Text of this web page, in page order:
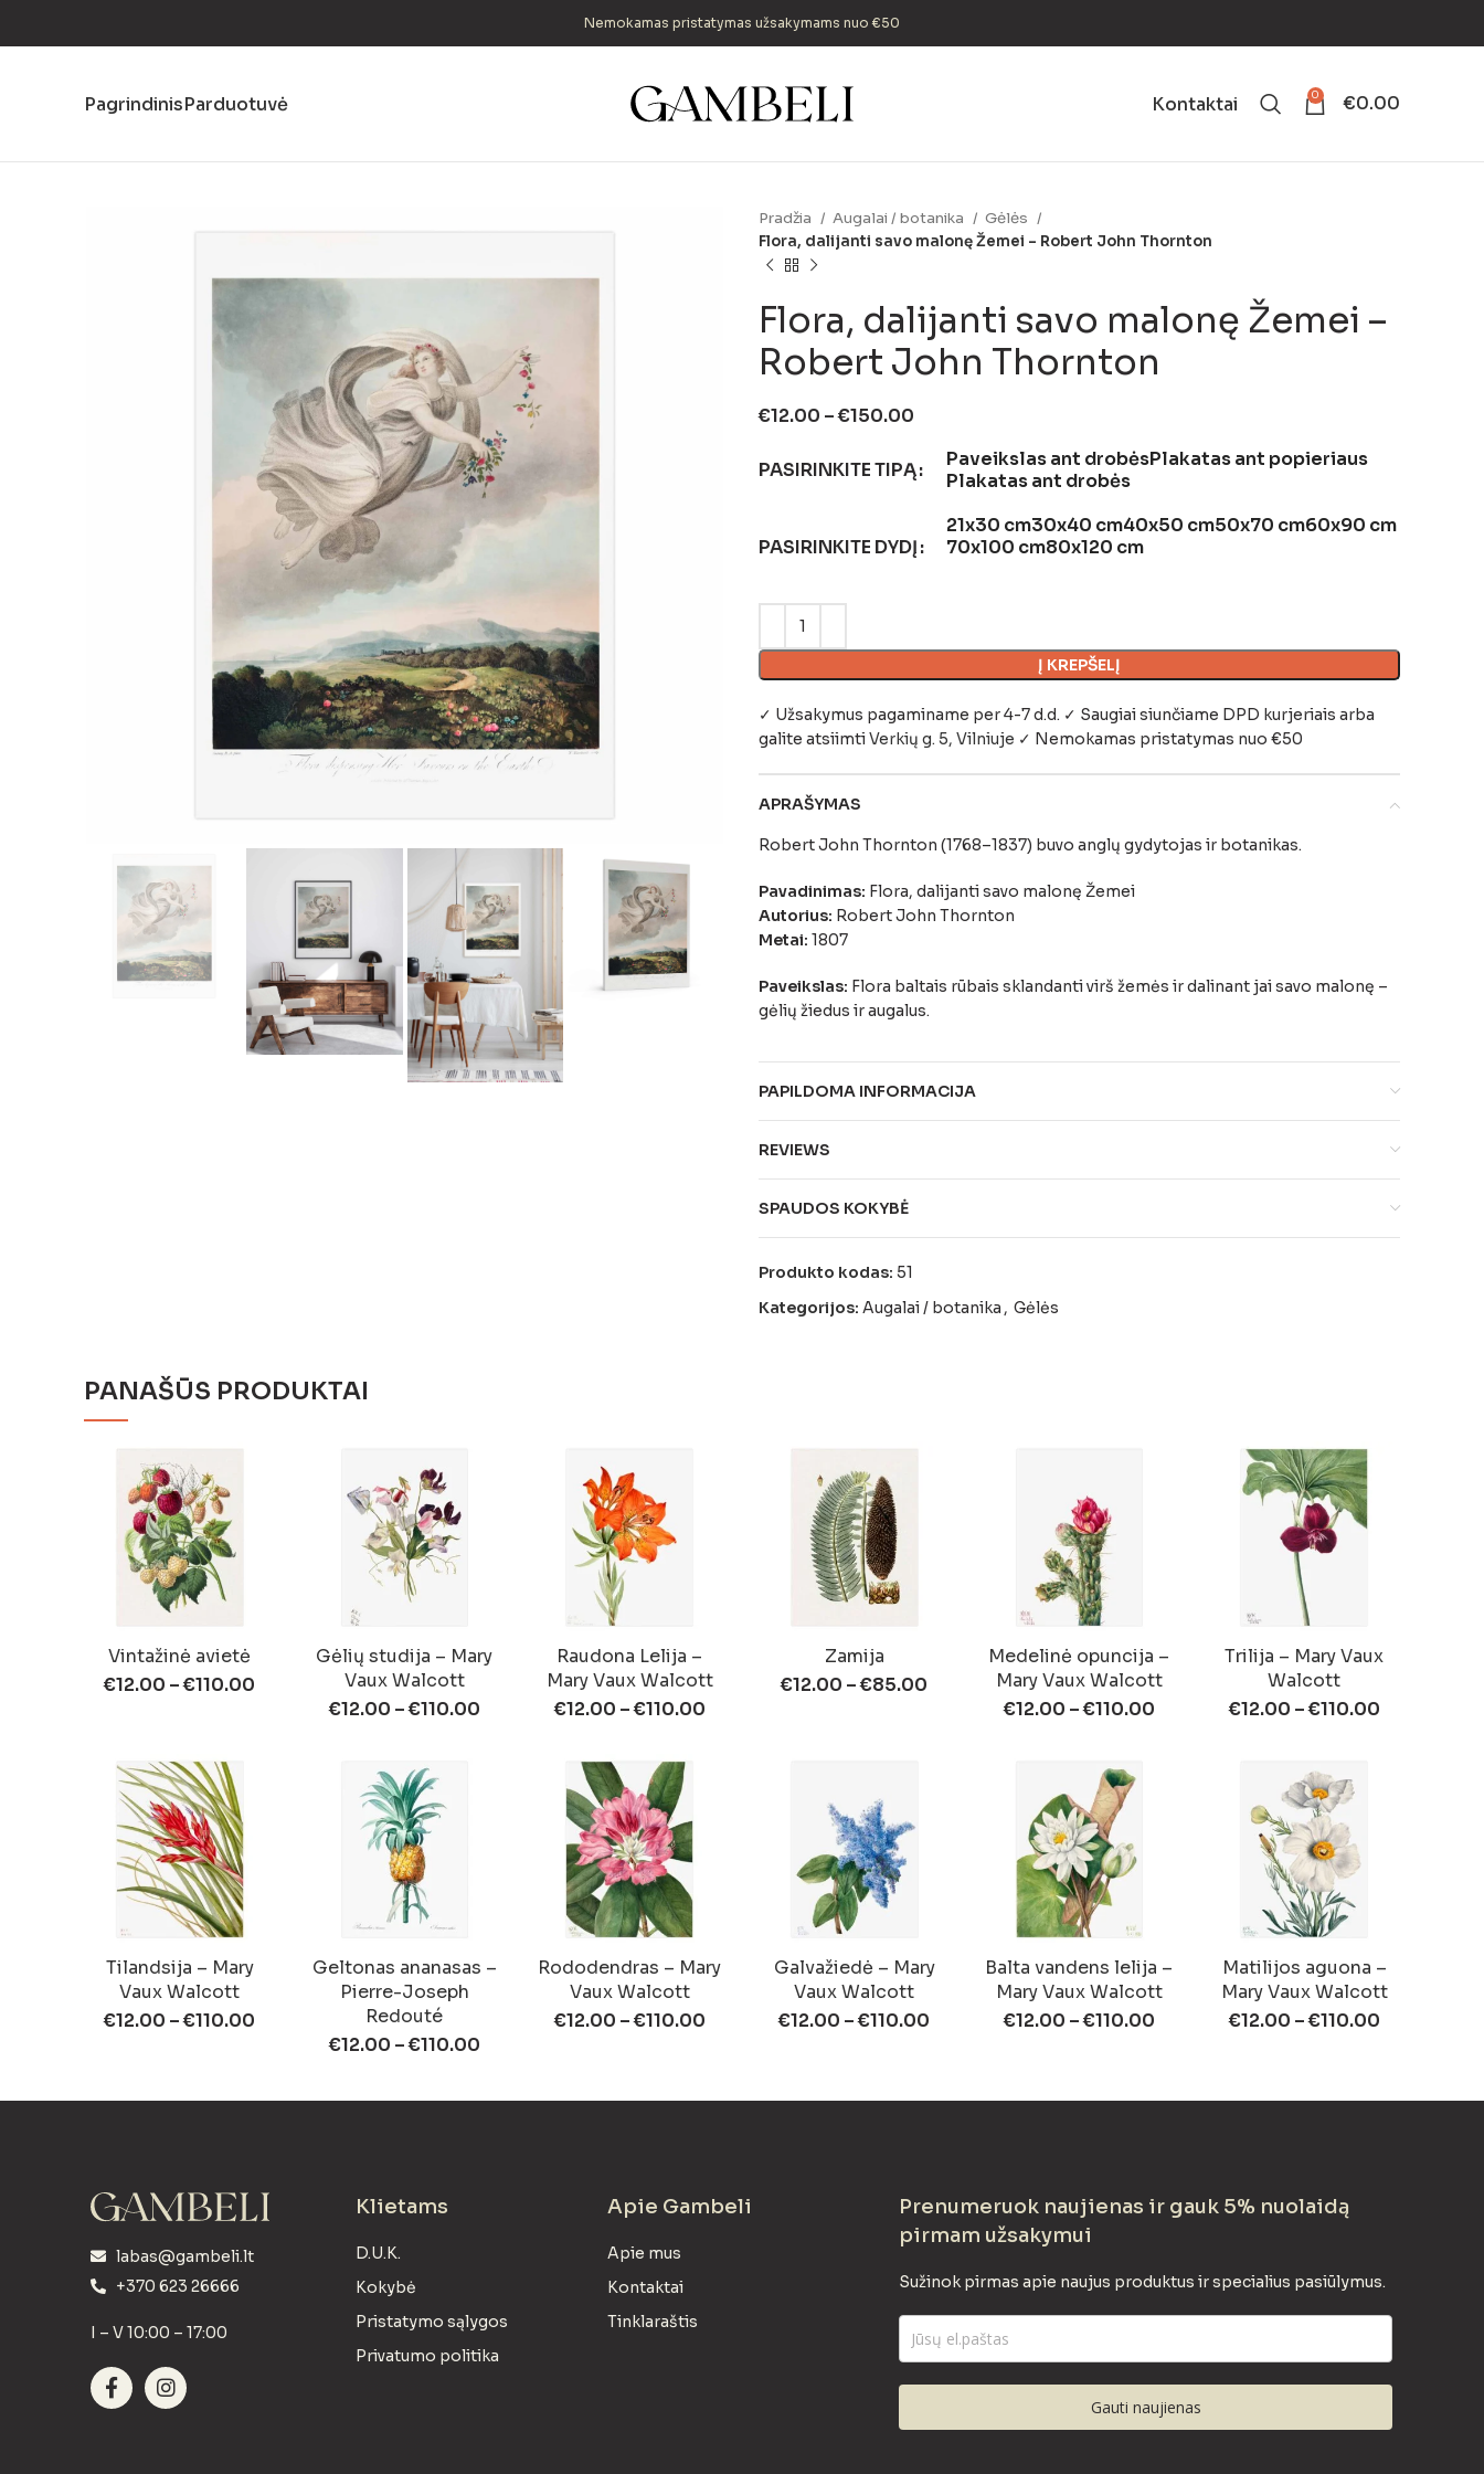
Nemokamas pristatymas užsakymams nuo €50
PagrindinisParduotuvė Kontaktai 0 €0.00
Pradžia Augalai / botanika
Gėlės
Flora, dalijanti savo malonę Žemei – Robert John Thornton
Flora, dalijanti savo malonę Žemei –
Robert John Thornton
€12.00 –€150.00
PASIRINKITE TIPĄ Paveikslas ant drobėsPlakatas ant popieriaus
Plakatas ant drobės
PASIRINKITE DYDĮ
21x30 cm30x40 cm40x50 cm50x70 cm60x90 cm
70x100 cm80x120 cm
Į KREPŠELĮ
✓ Užsakymus pagaminame per 4-7 d.d. ✓ Saugiai siunčiame DPD kurjeriais arba
galite atsiimtiVerkių g. 5, Vilniuje ✓ Nemokamas pristatymas nuo €50
APRAŠYMAS
Robert John Thornton (1768–1837) buvo anglų gydytojas ir botanikas.
Pavadinimas: Flora, dalijanti savo malonę Žemei
Autorius: Robert John Thornton
Metai: 1807
Paveikslas: Flora baltais rūbais sklandanti virš žemės ir dalinant jai savo malonę –
gėlių žiedus ir augalus.
PAPILDOMA INFORMACIJA
REVIEWS
SPAUDOS KOKYBĖ
Produkto kodas: 51
Kategorijos: Augalai / botanika , Gėlės
PANAŠŪS PRODUKTAI
Vintažinė avietė
€12.00 –€110.00
Gėlių studija – Mary
Vaux Walcott
€12.00 –€110.00
Raudona Lelija –
Mary Vaux Walcott
€12.00 –€110.00
Zamija
€12.00 –€85.00
Medelinė opuncija –
Mary Vaux Walcott
€12.00 –€110.00
Trilija – Mary Vaux
Walcott
€12.00 –€110.00
Tilandsija – Mary
Vaux Walcott
€12.00 –€110.00
Geltonas ananasas –
Pierre-Joseph
Redouté
€12.00 –€110.00
Rododendras – Mary
Vaux Walcott
€12.00 –€110.00
Galvažiedė – Mary
Vaux Walcott
€12.00 –€110.00
Balta vandens lelija –
Mary Vaux Walcott
€12.00 –€110.00
Matilijos aguona –
Mary Vaux Walcott
€12.00 –€110.00
labas@gambeli.lt
+370 623 26666
I – V 10:00 – 17:00
Klietams
D.U.K.
Kokybė
Pristatymo sąlygos
Privatumo politika
Apie Gambeli
Apie mus
Kontaktai
Tinklaraštis
Prenumeruok naujienas ir gauk 5% nuolaidą
pirmam užsakymui
Sužinok pirmas apie naujus produktus ir specialius pasiūlymus.
Gauti naujienas